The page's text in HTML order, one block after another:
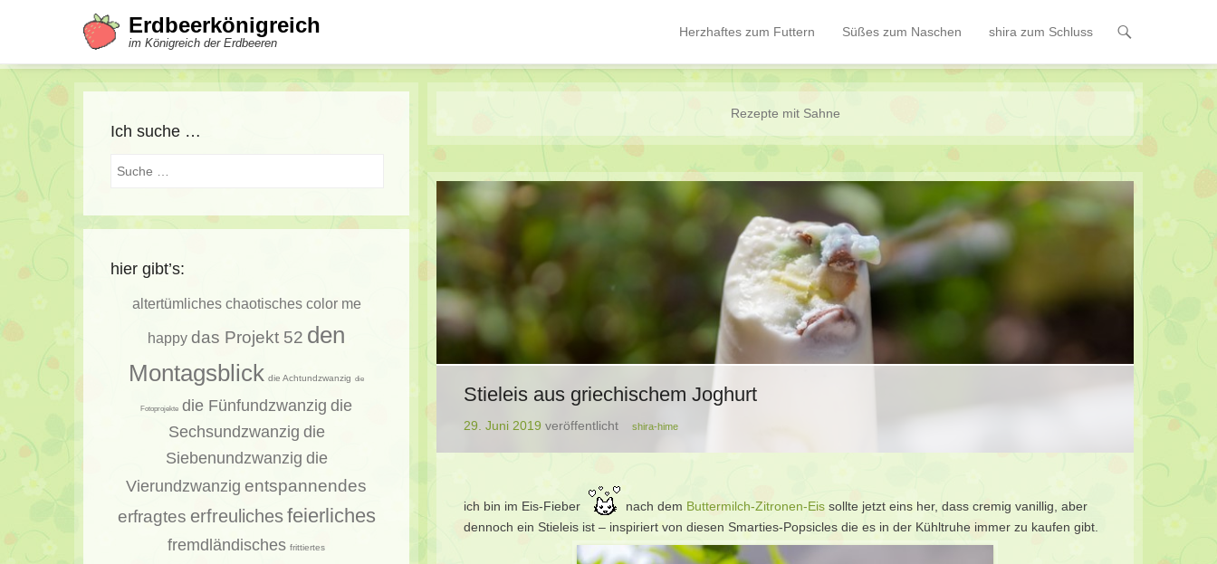
Erdbeerkönigreich
im Königreich der Erdbeeren
Hauptmenü
Springe zum Inhalt
Herzhaftes zum Futtern Süßes zum Naschen shira zum Schluss
Rezepte mit Sahne
Stieleis aus griechischem Joghurt
29. Juni 2019 veröffentlicht shira-hime
ich bin im Eis-Fieber nach dem Buttermilch-Zitronen-Eis sollte jetzt eins her, dass cremig vanillig, aber
dennoch ein Stieleis ist – inspiriert von diesen Smarties-Popsicles die es in der Kühltruhe immer zu kaufen gibt.
Ich suche …
Suche
hier gibt’s:
altertümliches chaotisches color me
happy das Projekt 52 den
Montagsblick die Achtundzwanzig die
Fotoprojekte die Fünfundzwanzig die
Sechsundzwanzig die
Siebenundzwanzig die
Vierundzwanzig entspannendes
erfragtes erfreuliches feierliches
fremdländisches frittiertes